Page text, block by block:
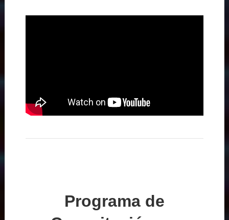
Programa de